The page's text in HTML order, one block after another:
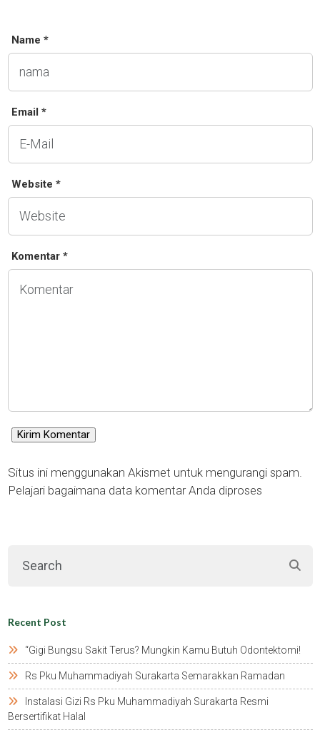
Name *
Email *
Website *
Komentar *
Situs ini menggunakan Akismet untuk mengurangi spam.
Pelajari bagaimana data komentar Anda diproses
Recent Post
“gigi Bungsu Sakit Terus? Mungkin Kamu Butuh Odontektomi!
Rs Pku Muhammadiyah Surakarta Semarakkan Ramadan
Instalasi Gizi Rs Pku Muhammadiyah Surakarta Resmi
Bersertifikat Halal